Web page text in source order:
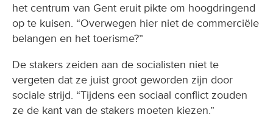
het centrum van Gent eruit pikte om hoogdringend
op te kuisen. “Overwegen hier niet de commerciële
belangen en het toerisme?”
De stakers zeiden aan de socialisten niet te
vergeten dat ze juist groot geworden zijn door
sociale strijd. “Tijdens een sociaal conflict zouden
ze de kant van de stakers moeten kiezen.”